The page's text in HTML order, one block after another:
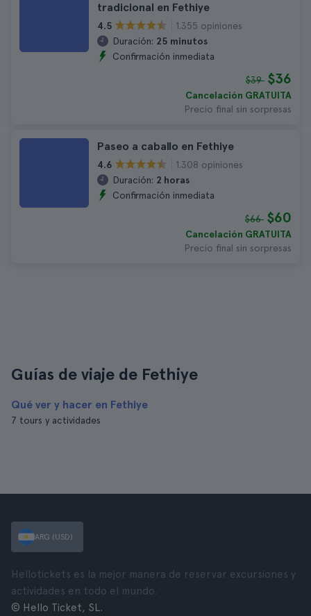
tradicional en Fethiye
4.5
1.355 opiniones
Duración: 25 minutos
Confirmación inmediata
$39 $36
Cancelación GRATUITA
Precio final sin sorpresas
Paseo a caballo en Fethiye
4.6
1.308 opiniones
Duración: 2 horas
Confirmación inmediata
$66 $60
Cancelación GRATUITA
Precio final sin sorpresas
Guías de viaje de Fethiye
Qué ver y hacer en Fethiye
7 tours y actividades
ARG (USD)
Hellotickets es la mejor manera de reservar excursiones y
actividades en todo el mundo.
© Hello Ticket, SL.